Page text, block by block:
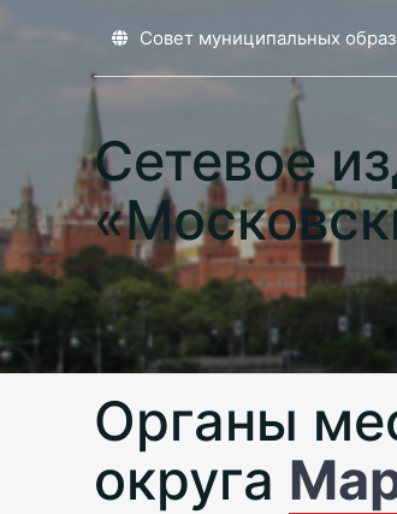
Совет муниципальных
Сетевое
Органы
округа